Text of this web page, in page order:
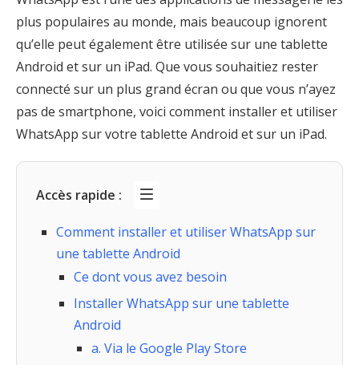
plus populaires au monde, mais beaucoup ignorent
qu’elle peut également être utilisée sur une tablette
Android et sur un iPad. Que vous souhaitiez rester
connecté sur un plus grand écran ou que vous n’ayez
pas de smartphone, voici comment installer et utiliser
WhatsApp sur votre tablette Android et sur un iPad.
Accès rapide :
Comment installer et utiliser WhatsApp sur
une tablette Android
Ce dont vous avez besoin
Installer WhatsApp sur une tablette
Android
a. Via le Google Play Store